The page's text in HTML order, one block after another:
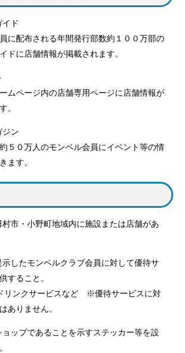
ド
に配布される年間発行部数約１００万部の
ドに店舗情報が掲載されます。
ムページ内の店舗専用ページに店舗情報が
。
ジン
５０万人のモンベル会員にイベント等の情
ます。
村市・小野町地域内に施設または店舗があ
示したモンベルクラブ会員に対して優待サ
すること。
リンクサービスなど ※優待サービスに対
ありません。
ョップであることを示すステッカー等を設